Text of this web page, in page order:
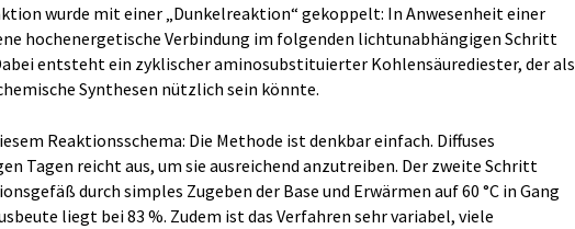
wurde mit einer „Dunkelreaktion“ gekoppelt: In Anwesenheit einer
hochenergetische Verbindung im folgenden lichtunabhängigen Schritt
entsteht ein zyklischer aminosubstituierter Kohlensäurediester, der als
Synthesen nützlich sein könnte.
Reaktionsschema: Die Methode ist denkbar einfach. Diffuses
Tagen reicht aus, um sie ausreichend anzutreiben. Der zweite Schritt
durch simples Zugeben der Base und Erwärmen auf 60 °C in Gang
liegt bei 83 %. Zudem ist das Verfahren sehr variabel, viele